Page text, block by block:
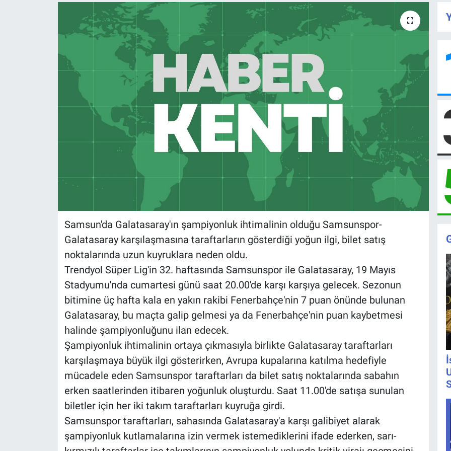
Samsun'da Galatasaray'ın şampiyonluk ihtimalinin olduğu Samsunspor-
Galatasaray karşılaşmasına taraftarların gösterdiği yoğun ilgi, bilet satış
noktalarında uzun kuyruklara neden oldu.
Trendyol Süper Lig'in 32. haftasında Samsunspor ile Galatasaray, 19 Mayıs
Stadyumu'nda cumartesi günü saat 20.00'de karşı karşıya gelecek. Sezonun
bitimine üç hafta kala en yakın rakibi Fenerbahçe'nin 7 puan önünde bulunan
Galatasaray, bu maçta galip gelmesi ya da Fenerbahçe'nin puan kaybetmesi
halinde şampiyonluğunu ilan edecek.
Şampiyonluk ihtimalinin ortaya çıkmasıyla birlikte Galatasaray taraftarları
karşılaşmaya büyük ilgi gösterirken, Avrupa kupalarına katılma hedefiyle
mücadele eden Samsunspor taraftarları da bilet satış noktalarında sabahın
erken saatlerinden itibaren yoğunluk oluşturdu. Saat 11.00'de satışa sunulan
biletler için her iki takım taraftarları kuyruğa girdi.
Samsunspor taraftarları, sahasında Galatasaray'a karşı galibiyet alarak
şampiyonluk kutlamalarına izin vermek istemediklerini ifade ederken, sarı-